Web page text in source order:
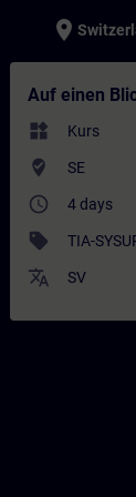
place
-
Auf einen
widgets Kurs
where_to_vote SE
access_time 4 days
sell TIA-
translate SV